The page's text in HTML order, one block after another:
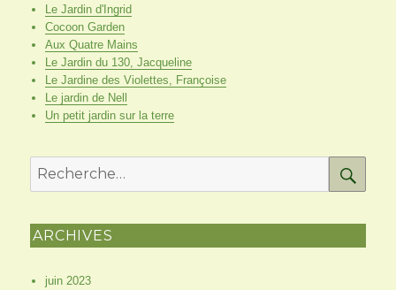
Le Jardin d'Ingrid
Cocoon Garden
Aux Quatre Mains
Le Jardin du 130, Jacqueline
Le Jardine des Violettes, Françoise
Le jardin de Nell
Un petit jardin sur la terre
Recherche
pour
ARCHIVES
juin 2023